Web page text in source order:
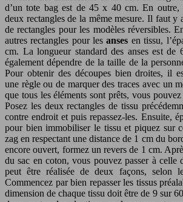
d’un tote bag est de 45 x 40 cm. En outre,
deux rectangles de la même mesure. Il faut y
de rectangles pour les modèles réversibles.
autres rectangles pour lesanses en tissu,
cm. La longueur standard des anses est de
également dépendre de la taille de la
Pour obtenir des découpes bien droites, il
une règle ou de marquer des traces avec un
que tous les éléments sont prêts, vous
Posez les deux rectangles de tissu
contre endroit et puis repassez-les. Ensuite,
pour bien immobiliser le tissu et piquez sur
zag en respectant une distance de 1 cm du
encore ouvert, formez un revers de 1 cm.
du sac en coton, vous pouvez passer à celle
peut être réalisée de deux façons, selon
Commencez par bien repasser les tissus
dimension de chaque tissu doit être de 9 sur